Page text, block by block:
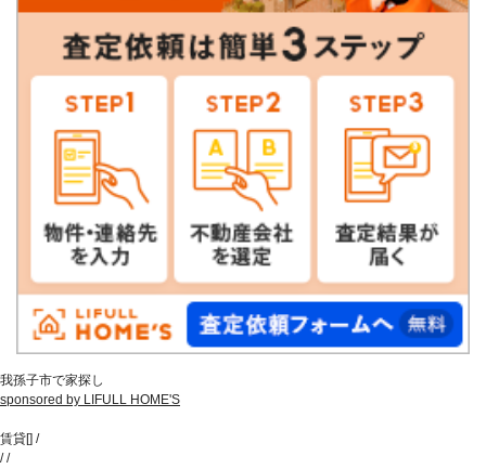
我孫子市で家探し
sponsored by LIFULL HOME'S
賃貸[] /
//